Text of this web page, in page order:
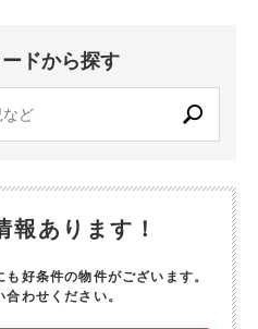
ドから探す
報あります！
好条件の物件がございます。
わせください。